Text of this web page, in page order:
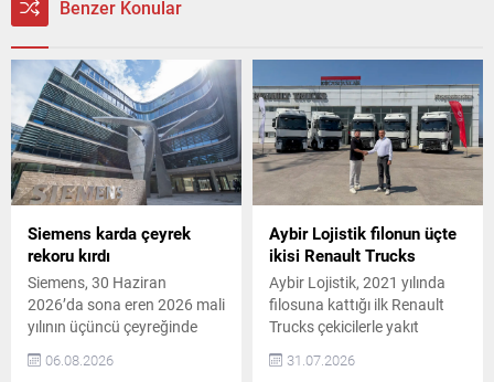
Benzer Konular
Siemens karda çeyrek
rekoru kırdı
Siemens, 30 Haziran
2026’da sona eren 2026 mali
yılının üçüncü çeyreğinde
bazda yüzde 14 artırarak
06.08.2026
Aybir Lojistik filonun üçte
ikisi Renault Trucks
Aybir Lojistik, 2021 yılında
filosuna kattığı ilk Renault
Trucks çekicilerle yakıt
maliyetleri ve yüksek
31.07.2026